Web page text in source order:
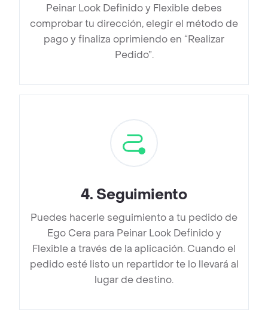
Peinar Look Definido y Flexible debes
comprobar tu dirección, elegir el método de
pago y finaliza oprimiendo en “Realizar
Pedido”.
4. Seguimiento
Puedes hacerle seguimiento a tu pedido de
Ego Cera para Peinar Look Definido y
Flexible a través de la aplicación. Cuando el
pedido esté listo un repartidor te lo llevará al
lugar de destino.